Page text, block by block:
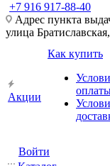
+7 916 917-88-40
Адрес пункта
улица
Акции
Как купить
Войти